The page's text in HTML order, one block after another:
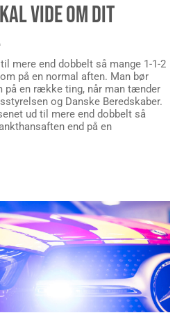
VIDE OM DIT
mere end dobbelt så mange 1-1-2
på en normal aften. Man bør
en række ting, når man tænder
og Danske Beredskaber.
ud til mere end dobbelt så
end på en